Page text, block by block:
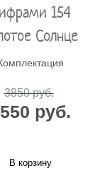
154
Солнце
3850 руб.
руб.
В корзину